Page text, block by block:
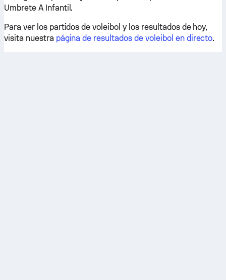
Umbrete A Infantil.
Para ver los partidos de voleibol y los resultados de hoy,
visita nuestra página de resultados de voleibol en directo.